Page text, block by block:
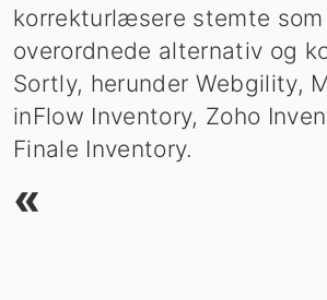
korrekturlæsere stemte
overordnede alternativ og
Sortly, herunder Webgility,
inFlow Inventory, Zoho
Finale Inventory.
«